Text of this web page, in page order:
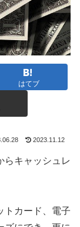
はてブ
2023.11.12
らキャッシュレ
トカード、電子